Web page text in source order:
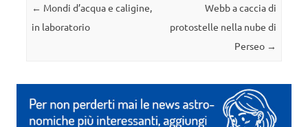
Navigazione articolo
← Mondi d’acqua e caligine,
in laboratorio
Webb a caccia di
protostelle nella nube di
Perseo →